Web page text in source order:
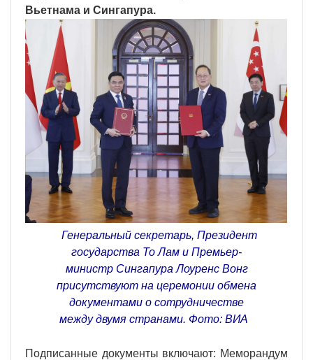
Вьетнама и Сингапура.
Генеральный секретарь, Президент
государства То Лам и Премьер-
министр Сингапура Лоуренс Вонг
присутствуют на церемонии обмена
документами о сотрудничестве
между двумя странами. Фото: ВИА
Подписанные документы включают: Меморандум